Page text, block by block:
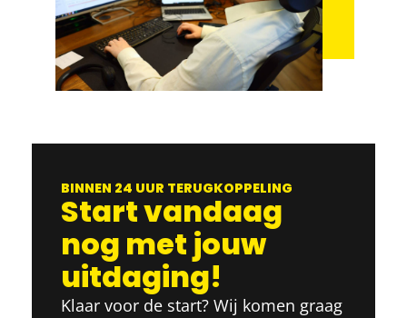
BINNEN 24 UUR TERUGKOPPELING
Start vandaag
nog met jouw
uitdaging!
Klaar voor de start? Wij komen graag